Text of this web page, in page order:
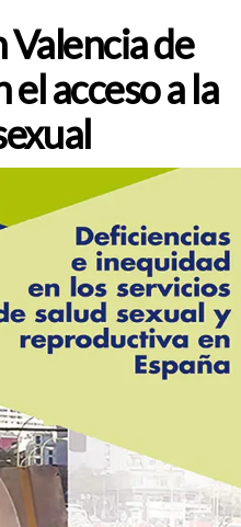
Valencia de
acceso a la